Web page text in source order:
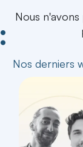
Nous
Nos derniers